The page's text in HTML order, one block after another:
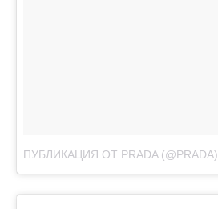
ПУБЛИКАЦИЯ ОТ PRADA (@PRADA)